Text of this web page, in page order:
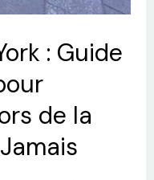
: Guide
de la